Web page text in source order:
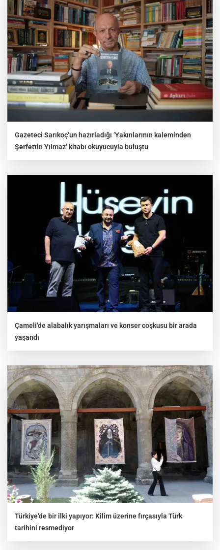
Gazeteci Sarıkoç’un hazırladığı ’Yakınlarının kaleminden
Şerfettin Yılmaz’ kitabı okuyucuyla buluştu
Çameli’de alabalık yarışmaları ve konser coşkusu bir arada
yaşandı
Türkiye’de bir ilki yapıyor: Kilim üzerine fırçasıyla Türk
tarihini resmediyor